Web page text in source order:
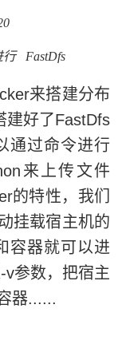
行 FastDfs
来搭建分布
建好了FastDfs
通过命令进行
来上传文件
特性，我们
挂载宿主机的
容器就可以进
参数，把宿主
器......